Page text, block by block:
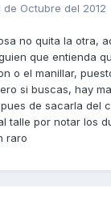
de Octubre del 2012
no quita la otra,
que entienda
o el manillar,
si buscas, hay
de sacarla del
talle por notar los
raro